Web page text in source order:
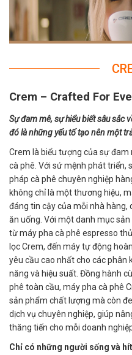
Crem – Crafted For
Sự đam mê, sự hiểu biết sâu sắc
đó là những yếu tố tạo nên một
Crem là biểu tượng của sự đam
cà phê. Với sứ mệnh phát triển,
pháp cà phê chuyên nghiệp
không chỉ là một thương hiệu,
đáng tin cậy của mỗi nhà hàng,
ăn uống. Với một danh mục
từ máy pha cà phê espresso
lọc Crem, đến máy tự động
yêu cầu cao nhất cho các phân
năng và hiệu suất. Đồng hành
phê toàn cầu, máy pha cà phê
sản phẩm chất lượng mà còn
dịch vụ chuyên nghiệp, giúp
thăng tiến cho mỗi doanh
Chỉ có những người sống và